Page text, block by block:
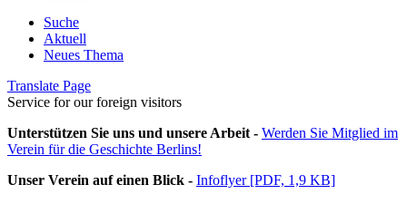
Suche
Aktuell
Neues Thema
Translate Page
Service for our foreign visitors
Unterstützen Sie uns und unsere Arbeit - Werden Sie Mitglied im
Verein für die Geschichte Berlins!
Unser Verein auf einen Blick - Infoflyer [PDF, 1,9 KB]